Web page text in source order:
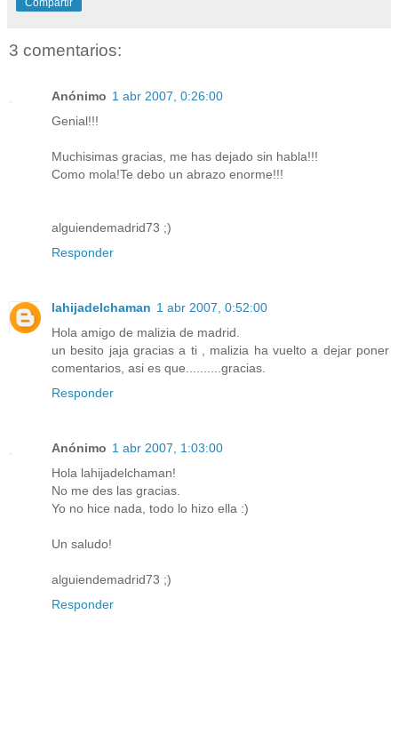
3 comentarios:
Anónimo 1 abr 2007, 0:26:00
Genial!!!
Muchisimas gracias, me has dejado sin habla!!!
Como mola!Te debo un abrazo enorme!!!
alguiendemadrid73 ;)
Responder
lahijadelchaman 1 abr 2007, 0:52:00
Hola amigo de malizia de madrid.
un besito jaja gracias a ti , malizia ha vuelto a dejar poner
comentarios, asi es que..........gracias.
Responder
Anónimo 1 abr 2007, 1:03:00
Hola lahijadelchaman!
No me des las gracias.
Yo no hice nada, todo lo hizo ella :)
Un saludo!
alguiendemadrid73 ;)
Responder